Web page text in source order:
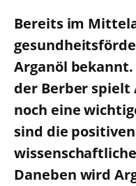
Bereits im
Arganöl
der Berber spielt
noch eine
sind die
Daneben wird